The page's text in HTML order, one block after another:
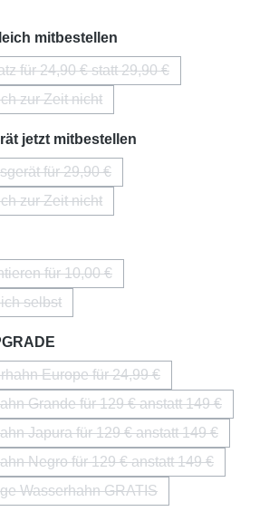
mitbestellen
für 24,90 € statt 29,90 €
(Diese Option ist zurzeit nicht verfügbar.)
zur Zeit nicht
(Diese Option ist zurzeit nicht verfügbar.)
jetzt mitbestellen
für 29,90 €
(Diese Option ist zurzeit nicht verfügbar.)
zur Zeit nicht
(Diese Option ist zurzeit nicht verfügbar.)
für 10,00 €
(Diese Option ist zurzeit nicht verfügbar.)
selbst
Option ist zurzeit nicht verfügbar.)
Europe für 24,99 €
(Diese Option ist zurzeit nicht verfügbar.)
Grande für 129 € anstatt 149 €
(Diese Option ist zurzeit nicht
Japura für 129 € anstatt 149 €
(Diese Option ist zurzeit nicht
Negro für 129 € anstatt 149 €
(Diese Option ist zurzeit nicht
Wasserhahn GRATIS
(Diese Option ist zurzeit nicht verfügbar.)